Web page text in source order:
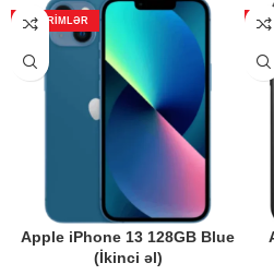
ENDIRIMLƏR
Apple iPhone 13 128GB Blue
(İkinci əl)